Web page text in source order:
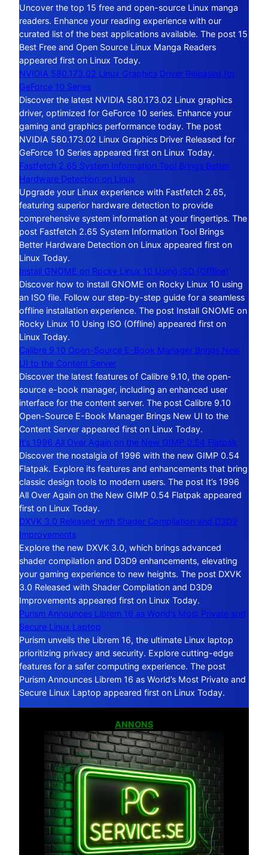
Uncover the top 15 free and open-source Linux manga
readers. Enhance your reading experience with our
curated list of the best applications available. The post 15
Best Free and Open Source Linux Manga Readers
appeared first on Linux Today.
NVIDIA 580.173.02 Linux Graphics Driver Released for
GeForce 10 Series
Discover the latest NVIDIA 580.173.02 Linux graphics
driver, optimized for GeForce 10 series. Enhance your
gaming and graphics performance today. The post
NVIDIA 580.173.02 Linux Graphics Driver Released for
GeForce 10 Series appeared first on Linux Today.
Fastfetch 2.65 System Information Tool Brings Better
Hardware Detection on Linux
Upgrade your Linux experience with Fastfetch 2.65,
featuring superior hardware detection to provide
comprehensive system information at your fingertips. The
post Fastfetch 2.65 System Information Tool Brings
Better Hardware Detection on Linux appeared first on
Linux Today.
Install GNOME on Rocky Linux 10 Using ISO (Offline)
Discover how to install GNOME on Rocky Linux 10 using
an ISO file. Follow our step-by-step guide for a seamless
offline installation experience. The post Install GNOME on
Rocky Linux 10 Using ISO (Offline) appeared first on
Linux Today.
Calibre 9.10 Open-Source E-Book Manager Brings New
UI to the Content Server
Discover the latest features of Calibre 9.10, the open-
source e-book manager, including an enhanced user
interface for the content server. The post Calibre 9.10
Open-Source E-Book Manager Brings New UI to the
Content Server appeared first on Linux Today.
It’s 1996 All Over Again on the New GIMP 0.54 Flatpak
Discover the nostalgia of 1996 with the new GIMP 0.54
Flatpak. Explore its features and enhancements that bring
classic design tools to modern users. The post It’s 1996
All Over Again on the New GIMP 0.54 Flatpak appeared
first on Linux Today.
DXVK 3.0 Released with Shader Compilation and D3D9
Improvements
Explore the new DXVK 3.0, which brings advanced
shader compilation and D3D9 enhancements, elevating
your gaming experience to new heights. The post DXVK
3.0 Released with Shader Compilation and D3D9
Improvements appeared first on Linux Today.
Purism Announces Librem 16 as World’s Most Private and
Secure Linux Laptop
Purism unveils the Librem 16, the ultimate Linux laptop
prioritizing privacy and security. Explore cutting-edge
features for a safer computing experience. The post
Purism Announces Librem 16 as World’s Most Private and
Secure Linux Laptop appeared first on Linux Today.
ANNONS